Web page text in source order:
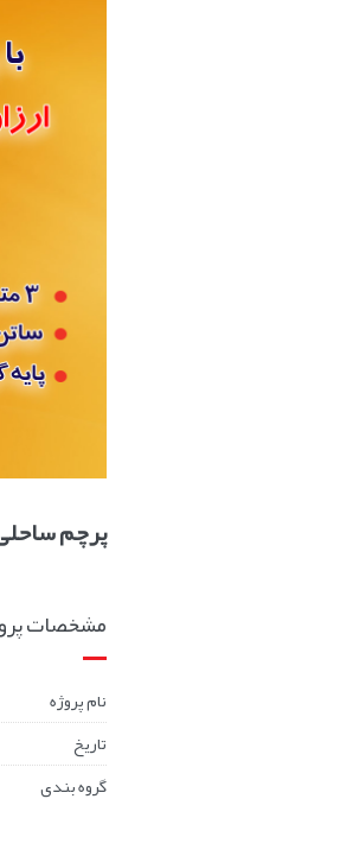
پرچم
مشخصات
نام پروژه
تاریخ
گروه بندی